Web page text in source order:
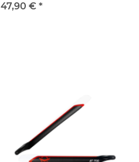
47,90 € *